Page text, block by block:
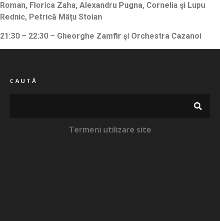
Roman, Florica Zaha, Alexandru Pugna, Cornelia şi Lupu
Rednic, Petrică Mâţu Stoian
21:30 – 22:30 – Gheorghe Zamfir şi Orchestra Cazanoi
CAUTĂ
Termeni utilizare site